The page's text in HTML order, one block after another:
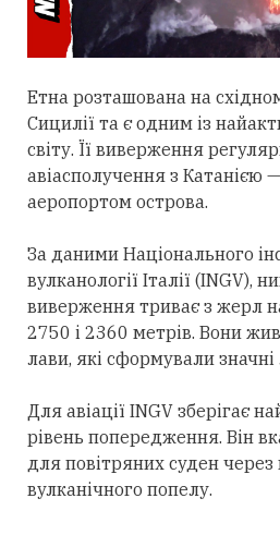
Етна розташована на
Сицилії та є одним із
світу. Її виверження
авіасполучення з Катанією
аеропортом острова.
За даними Національного
вулканології Італії (INGV),
виверження триває з жерл
2750 і 2360 метрів. Вони
лави, які сформували значні
Для авіації INGV зберігає
рівень попередження. Він
для повітряних суден
вулканічного попелу.